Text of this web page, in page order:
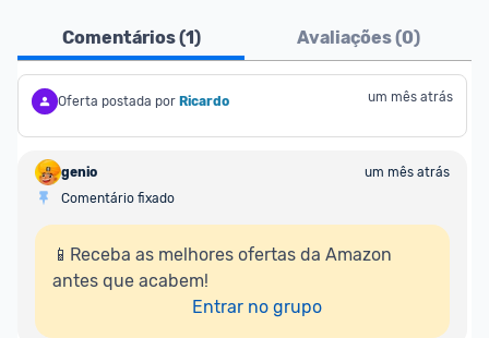
Comentários (1) Avaliações (0)
Oferta postada por Ricardo um mês atrás
genio
um mês atrás
Comentário fixado
📱Receba as melhores ofertas da Amazon
antes que acabem!
Entrar no grupo